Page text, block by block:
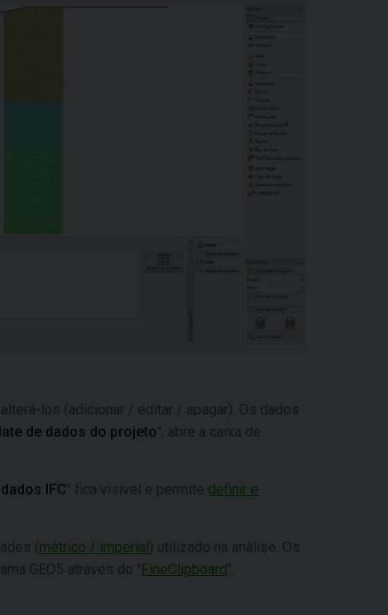
los (adicionar / editar / apagar). Os dados
de dados do projeto", abre a caixa de
IFC" fica visível e permite definir e
( métrico / imperial ) utilizado na análise. Os
GEO5 através do " FineClipboard".